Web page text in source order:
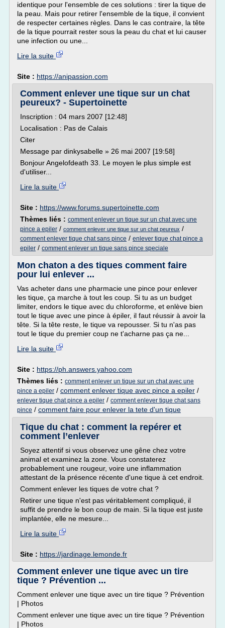
identique pour l'ensemble de ces solutions : tirer la tique de
la peau. Mais pour retirer l'ensemble de la tique, il convient
de respecter certaines règles. Dans le cas contraire, la tête
de la tique pourrait rester sous la peau du chat et lui causer
une infection ou une...
Lire la suite
Site : https://anipassion.com
Comment enlever une tique sur un chat
peureux? - Supertoinette
Inscription : 04 mars 2007 [12:48]
Localisation : Pas de Calais
Citer
Message par dinkysabelle » 26 mai 2007 [19:58]
Bonjour Angelofdeath 33. Le moyen le plus simple est
d'utiliser...
Lire la suite
Site : https://www.forums.supertoinette.com
Thèmes liés : comment enlever un tique sur un chat avec une
pince a epiler / comment enlever une tique sur un chat peureux /
comment enlever tique chat sans pince / enlever tique chat pince a
epiler / comment enlever un tique sans pince speciale
Mon chaton a des tiques comment faire
pour lui enlever ...
Vas acheter dans une pharmacie une pince pour enlever
les tique, ça marche à tout les coup. Si tu as un budget
limiter, endors le tique avec du chloroforme, et enlève bien
tout le tique avec une pince à épiler, il faut réussir à avoir la
tête. Si la tête reste, le tique va repousser. Si tu n'as pas
tout le tique du premier coup ne t'acharne pas ça ne...
Lire la suite
Site : https://ph.answers.yahoo.com
Thèmes liés : comment enlever un tique sur un chat avec une
pince a epiler / comment enlever tique avec pince a epiler /
enlever tique chat pince a epiler / comment enlever tique chat sans
pince / comment faire pour enlever la tete d'un tique
Tique du chat : comment la repérer et
comment l’enlever
Soyez attentif si vous observez une gêne chez votre
animal et examinez la zone. Vous constaterez
probablement une rougeur, voire une inflammation
attestant de la présence récente d'une tique à cet endroit.
Comment enlever les tiques de votre chat ?
Retirer une tique n'est pas véritablement compliqué, il
suffit de prendre le bon coup de main. Si la tique est juste
implantée, elle ne mesure...
Lire la suite
Site : https://jardinage.lemonde.fr
Comment enlever une tique avec un tire
tique ? Prévention ...
Comment enlever une tique avec un tire tique ? Prévention
| Photos
Comment enlever une tique avec un tire tique ? Prévention
| Photos